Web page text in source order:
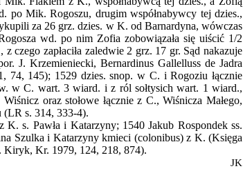
po Mik. Rogoszu, drugim współnabywcy tej dzies.,
za 26 grz. dzies. w K. od Barnardyna, wówczas
wd. po nim Zofia zobowiązała się uiścić 1/2
czego zapłaciła zaledwie 2 grz. 17 gr. Sąd nakazuje
J. Krzemieniecki, Bernardinus Gallelluss de Jadra
74, 145); 1529 dzies. snop. w C. i Rogoziu łącznie
w C. wart. 3 wiard. i z ról sołtysich wart. 1 wiard.,
oraz stołowe łącznie z C., Wiśnicza Małego,
s. 314, 333-4).
s. Pawła i Katarzyny; 1540 Jakub Rospondek ss.
Szulka i Katarzyny kmieci (colonibus) z K. (Księga
Kiryk, Kr. 1979, 124, 218, 874).
JK